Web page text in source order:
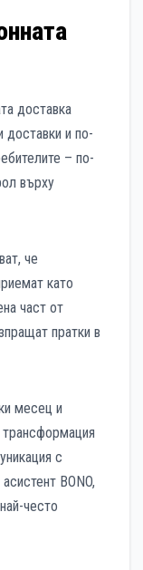
доставка
доставки и по-
– по-
върху
че
като
част от
пратки в
месец и
с
BONO,
често